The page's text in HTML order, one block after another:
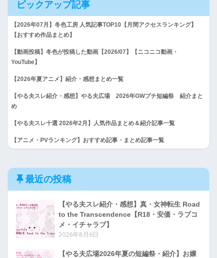
ピックアップ記事
【2026年07月】冬色工房 人気記事TOP10【月間アクセスランキング】
【おすすめ作品まとめ】
【動画投稿】冬色が投稿した動画【2026/07】【ニコニコ動画・
YouTube】
【2026年夏アニメ】紹介・感想まとめ一覧
【やる夫スレ紹介・感想】やる夫広場 2026年GWプチ短編祭 紹介まと
め
【やる夫スレ十選 2026年2月】人気作品まとめ＆紹介記事一覧
【アニメ・PVランキング】おすすめ記事・まとめ記事一覧
最近の投稿
【やる夫スレ紹介・感想】真・女神転生 Road
to the Transcendence【R18・安価・ラブコ
メ・イチャラブ】
2026年8月6日
【やる夫広場2026年夏の短編祭・紹介】お嬢